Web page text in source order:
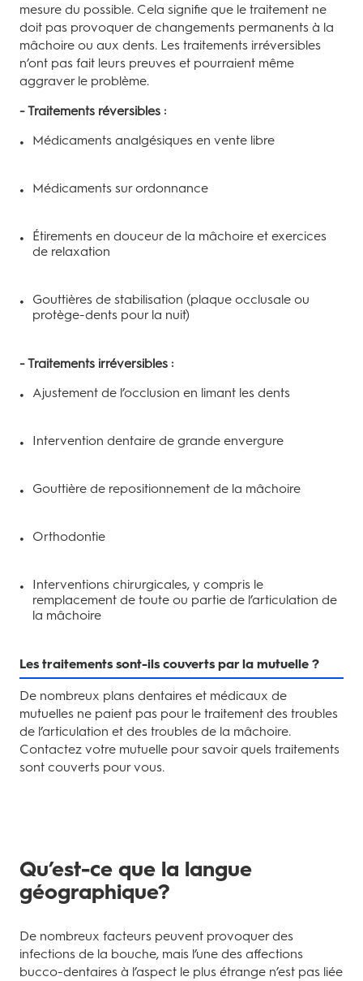
mesure du possible. Cela signifie que le traitement ne
doit pas provoquer de changements permanents à la
mâchoire ou aux dents. Les traitements irréversibles
n’ont pas fait leurs preuves et pourraient même
aggraver le problème.
- Traitements réversibles :
Médicaments analgésiques en vente libre
Médicaments sur ordonnance
Étirements en douceur de la mâchoire et exercices
de relaxation
Gouttières de stabilisation (plaque occlusale ou
protège-dents pour la nuit)
- Traitements irréversibles :
Ajustement de l’occlusion en limant les dents
Intervention dentaire de grande envergure
Gouttière de repositionnement de la mâchoire
Orthodontie
Interventions chirurgicales, y compris le
remplacement de toute ou partie de l’articulation de
la mâchoire
Les traitements sont-ils couverts par la mutuelle ?
De nombreux plans dentaires et médicaux de
mutuelles ne paient pas pour le traitement des troubles
de l’articulation et des troubles de la mâchoire.
Contactez votre mutuelle pour savoir quels traitements
sont couverts pour vous.
Qu’est-ce que la langue
géographique?
De nombreux facteurs peuvent provoquer des
infections de la bouche, mais l’une des affections
bucco-dentaires à l’aspect le plus étrange n’est pas liée